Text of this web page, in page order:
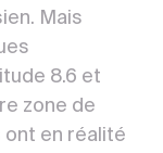
Mais
8.6 et
zone de
ont en réalité